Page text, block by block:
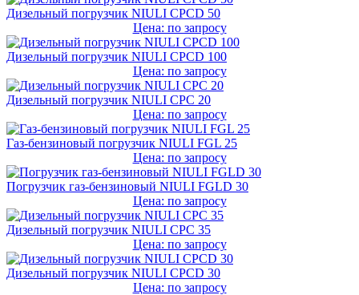
Дизельный погрузчик NIULI CPCD 50
Цена: по запросу
Дизельный погрузчик NIULI CPCD 100
Цена: по запросу
Дизельный погрузчик NIULI CPC 20
Цена: по запросу
Газ-бензиновый погрузчик NIULI FGL 25
Цена: по запросу
Погрузчик газ-бензиновый NIULI FGLD 30
Цена: по запросу
Дизельный погрузчик NIULI CPC 35
Цена: по запросу
Дизельный погрузчик NIULI CPCD 30
Цена: по запросу